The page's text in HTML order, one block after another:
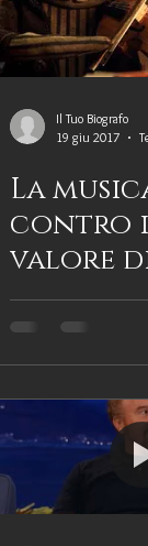
(letterarie) e
e adolescenza
Il Tuo Biografo
19 giu 2017
La
contro
valore